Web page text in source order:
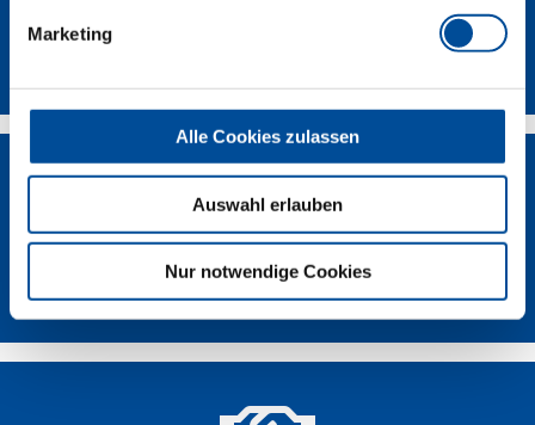
Marketing
Alle Cookies zulassen
Auswahl erlauben
Nur notwendige Cookies
Händlersuche